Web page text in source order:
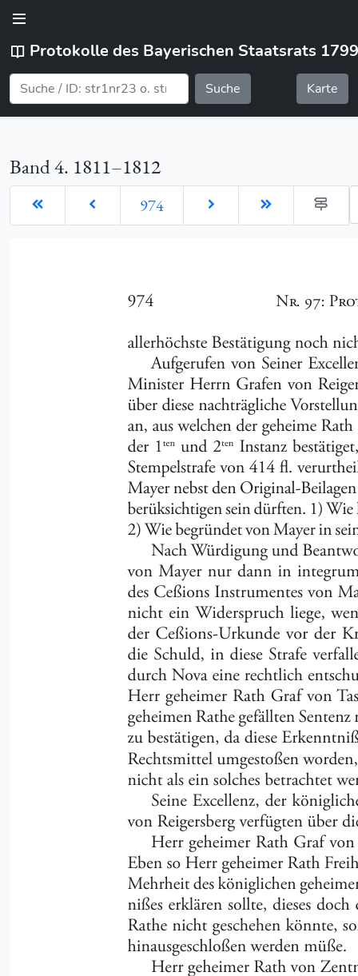
Protokolle des Bayerischen Staatsrats
Suche Karte
Band 4. 1811–1812
974